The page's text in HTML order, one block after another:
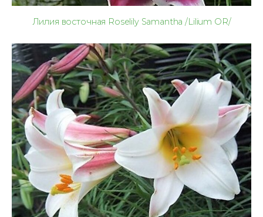
Лилия восточная Roselily Samantha /Lilium OR/